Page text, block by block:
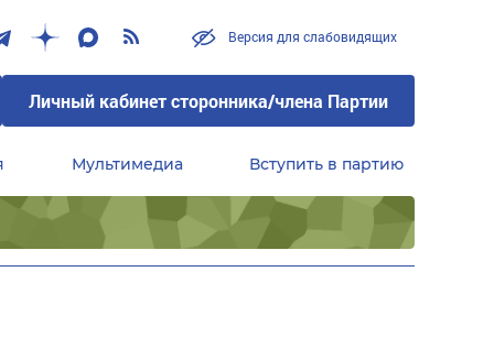
Версия для слабовидящих
Личный кабинет сторонника/члена Партии
Мультимедиа Вступить в партию